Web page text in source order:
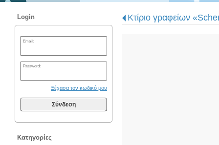
Login
Email:
Password:
Ξέχασα τον κωδικό μου
Σύνδεση
Κατηγορίες
Κτίριο γραφείων